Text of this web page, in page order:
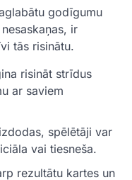
godīgumu
ir
tās risinātu.
risināt strīdus
ar saviem
spēlētāji var
vai tiesneša.
rezultātu kartes un